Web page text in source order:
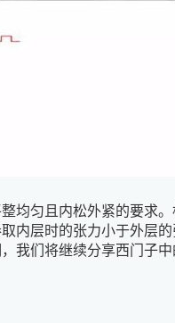
匀且内松外紧的要求
内层时的张力小于外层的
我们将继续分享西门子中